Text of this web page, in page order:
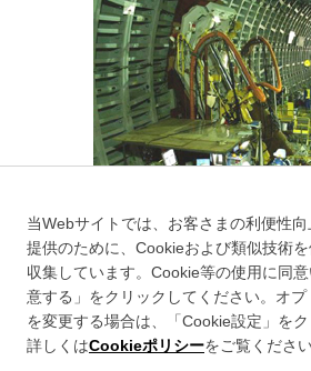
富ヶ谷出入口分岐合流部付近
このサイトについて
当Webサイトでは、お客さまの利便性
提供のために、Cookieおよび類似技術
収集しています。Cookie等の使用に同
意する」をクリックしてください。オ
を変更する場合は、「Cookie設定」をク
詳しくはCookieポリシーをご覧ください